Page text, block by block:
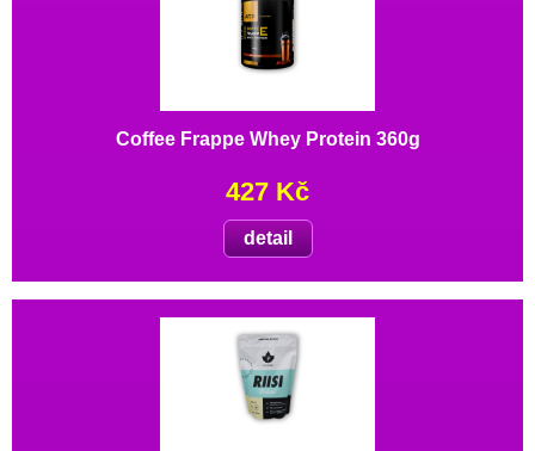
Coffee Frappe Whey Protein 360g
427 Kč
detail